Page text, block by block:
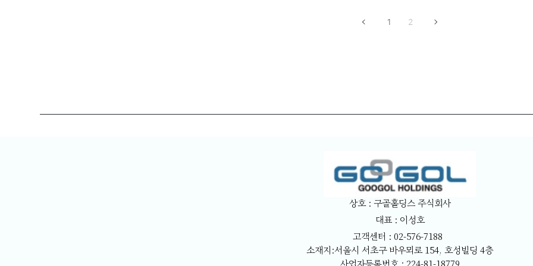
1 2
상호 : 구골홀딩스 주식회사
대표 : 이성호
고객센터 : 02-576-7188
소재지:서울시 서초구 바우뫼로 154, 호성빌딩 4층